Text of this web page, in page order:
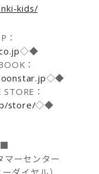
kids/
：
◇◆
：
◇◆
：
store/◇◆
■
ーセンター